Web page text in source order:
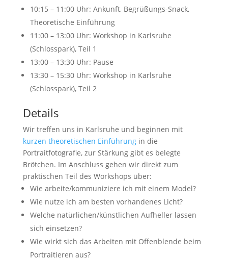
10:15 – 11:00 Uhr: Ankunft, Begrüßungs-Snack,
Theoretische Einführung
11:00 – 13:00 Uhr: Workshop in Karlsruhe
(Schlosspark), Teil 1
13:00 – 13:30 Uhr: Pause
13:30 – 15:30 Uhr: Workshop in Karlsruhe
(Schlosspark), Teil 2
Details
Wir treffen uns in Karlsruhe und beginnen mit
kurzen theoretischen Einführungin die
Portraitfotografie, zur Stärkung gibt es belegte
Brötchen. Im Anschluss gehen wir direkt zum
praktischen Teil des Workshops über:
Wie arbeite/kommuniziere ich mit einem Model?
Wie nutze ich am besten vorhandenes Licht?
Welche natürlichen/künstlichen Aufheller lassen
sich einsetzen?
Wie wirkt sich das Arbeiten mit Offenblende beim
Portraitieren aus?